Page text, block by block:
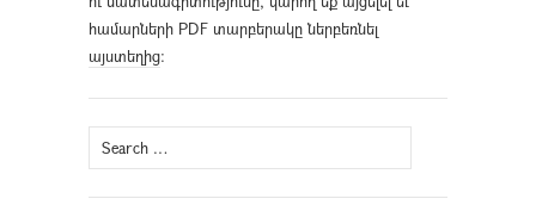
համարների PDF տարբերակը ներբեռնել
այստեղից։
Search
for: